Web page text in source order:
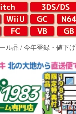
ル品 / 今年登録・値下